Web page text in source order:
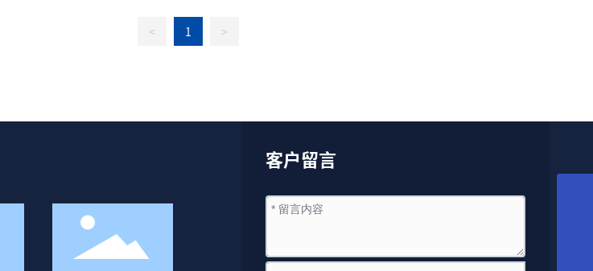
< 1 >
客户留言
yd@wxyuanda.com